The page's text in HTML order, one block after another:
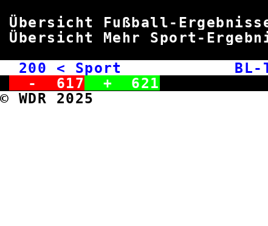
Übersicht Fußball-
Übersicht Mehr Sport-
200 < Sport BL-
- 617 + 621
© WDR 2025